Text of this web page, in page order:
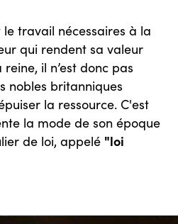
le travail nécessaires à la
qui rendent sa valeur
il n’est donc pas
nobles britanniques
la ressource. C'est
la mode de son époque
de loi, appelé "loi